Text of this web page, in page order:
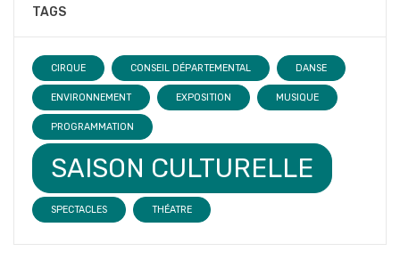
TAGS
CIRQUE CONSEIL DÉPARTEMENTAL DANSE
ENVIRONNEMENT EXPOSITION MUSIQUE
PROGRAMMATION
SAISON CULTURELLE
SPECTACLES THÉATRE